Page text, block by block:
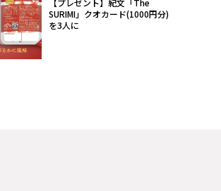
【プレゼント】紀文「The
SURIMI」クオカード(1000円分)
を3人に